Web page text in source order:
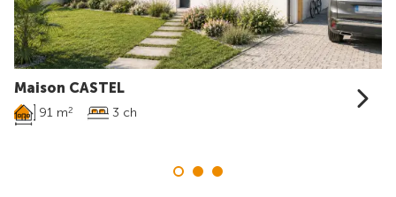
Maison CASTEL
91 m2 3 ch